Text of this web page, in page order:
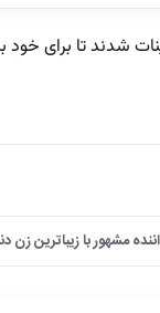
شدند تا برای خود
مشهور با زیباترین زن